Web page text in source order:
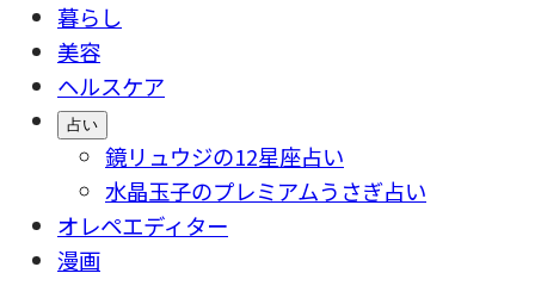
暮らし
美容
ヘルスケア
占い
鏡リュウジの12星座占い
水晶玉子のプレミアムうさぎ占い
オレペエディター
漫画